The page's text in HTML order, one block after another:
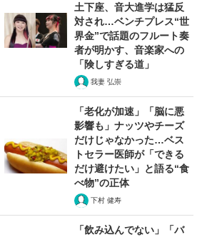
土下座、音大進学は猛反
対され…ベンチプレス“世
界金”で話題のフルート奏
者が明かす、音楽家への
「険しすぎる道」
我妻 弘崇
「老化が加速」「脳に悪
影響も」ナッツやチーズ
だけじゃなかった…ベス
トセラー医師が「できる
だけ避けたい」と語る“食
べ物”の正体
下村 健寿
「飲み込んでない」「バ